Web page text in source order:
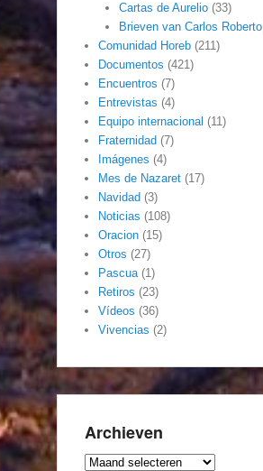
Cartas de Aurelio(33)
Brieven van Carlos Roberto
Comunidad Horeb (211)
Documentos (421)
Encuentros (7)
Entrevistas (4)
Equipo internacional (11)
Fraternidad (7)
Imágenes (4)
Mes de Nazaret (17)
Navidad (3)
Noticias (108)
Oracion (15)
Otros (27)
Pascua(1)
Retiros (23)
Vídeos (36)
Vivencias (2)
Archieven
Archieven